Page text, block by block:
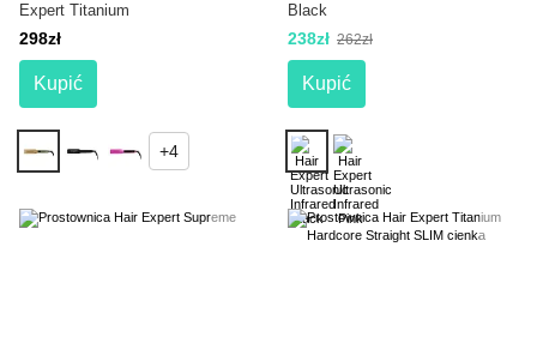
Expert Titanium
298zł
Kupić
+4
Black
238zł 262zł
Kupić